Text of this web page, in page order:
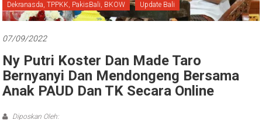
Bali
Dekranasda, TPPKK, PakisBali, BKOW Update Bali
07/09/2022
Ny Putri Koster Dan Made Taro
Bernyanyi Dan Mendongeng Bersama
Anak PAUD Dan TK Secara Online
Diposkan Oleh: